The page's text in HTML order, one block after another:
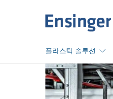
플라스틱 솔루션